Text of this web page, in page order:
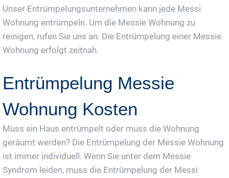
Unser Entrümpelungsunternehmen kann jede Messi
Wohnung entrümpeln. Um die Messie Wohnung zu
reinigen, rufen Sie uns an. Die Entrümpelung einer Messie
Wohnung erfolgt zeitnah.
Entrümpelung Messie
Wohnung Kosten
Muss ein Haus entrümpelt oder muss die Wohnung
geräumt werden? Die Entrümpelung der Messie Wohnung
ist immer individuell. Wenn Sie unter dem Messie
Syndrom leiden, muss die Entrümpelung der Messi